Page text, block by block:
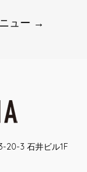
ュー →
20-3 石井ビル1F